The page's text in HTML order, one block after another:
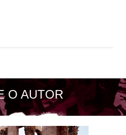
O AUTOR